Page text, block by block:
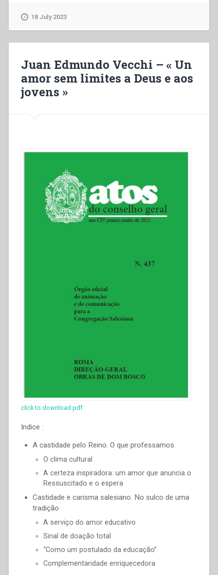
su
cui
spirituale”
18 July 2023
Juan Edmundo Vecchi – « Un
amor sem limites a Deus e aos
jovens »
click to download pdf
Indice :
A castidade pelo Reino. O que professamos
O clima cultural
A certeza inspiradora: um amor que anuncia o
Ressuscitado e o espera
Castidade e carisma salesiano. No sulco de uma
tradição
A serviço do amor educativo
Sinal de doação total
“Como um postulado da educação”
Complementaridade enriquecedora